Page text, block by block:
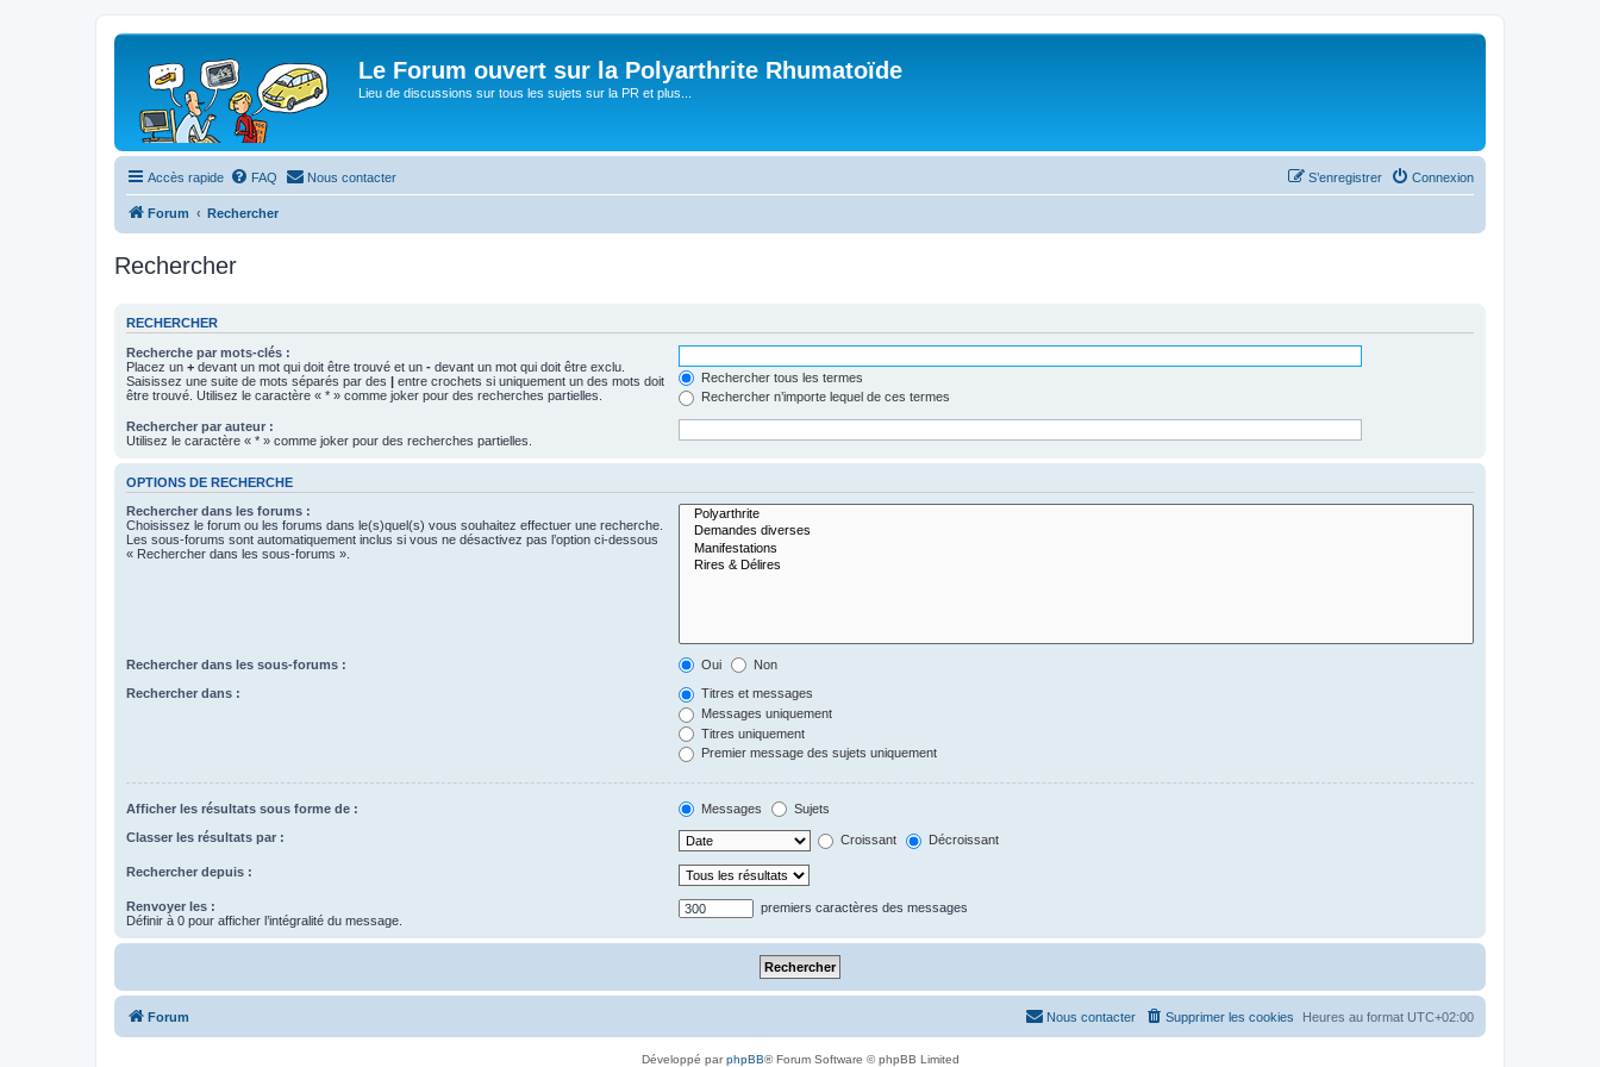
Le Forum ouvert sur la Polyarthrite Rhumatoïde
Lieu de discussions sur tous les sujets sur la PR et plus...
Accès rapide FAQ Nous contacter Connexion
S’enregistrer
Forum Rechercher
Rechercher
RECHERCHER
Recherche par mots-clés :
Placez un + devant un mot qui doit être trouvé et un - devant un mot qui doit être exclu.
Saisissez une suite de mots séparés par des | entre crochets si uniquement un des mots doit
être trouvé. Utilisez le caractère « * » comme joker pour des recherches partielles.
Rechercher tous les termes
Rechercher n’importe lequel de ces termes
Rechercher par auteur :
Utilisez le caractère « * » comme joker pour des recherches partielles.
OPTIONS DE RECHERCHE
Rechercher dans les forums :
Choisissez le forum ou les forums dans le(s)quel(s) vous souhaitez effectuer une recherche.
Les sous-forums sont automatiquement inclus si vous ne désactivez pas l’option ci-dessous
« Rechercher dans les sous-forums ».
Rechercher dans les sous-forums : Oui Non
Rechercher dans :
Titres et messages
Messages uniquement
Titres uniquement
Premier message des sujets uniquement
Afficher les résultats sous forme de : Messages Sujets
Classer les résultats par : Croissant Décroissant
Rechercher depuis :
Renvoyer les :
Définir à 0 pour afficher l’intégralité du message.
premiers caractères des messages
Forum Heures au format UTC+02:00
Supprimer les cookies
Nous contacter
Développé parphpBB® Forum Software © phpBB Limited